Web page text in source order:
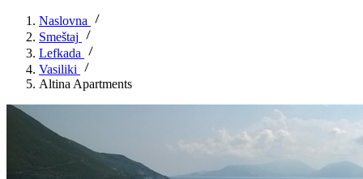
Naslovna
Smeštaj
Lefkada
Vasiliki
Altina Apartments